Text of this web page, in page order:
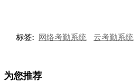
标签: 网络考勤系统 云考勤系统
为您推荐